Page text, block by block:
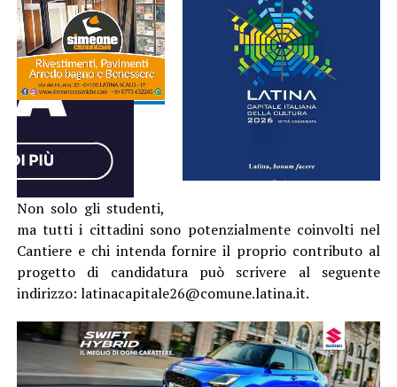
Non solo gli studenti,
ma tutti i cittadini sono potenzialmente coinvolti nel
Cantiere e chi intenda fornire il proprio contributo al
progetto di candidatura può scrivere al seguente
indirizzo: latinacapitale26@comune.latina.it.